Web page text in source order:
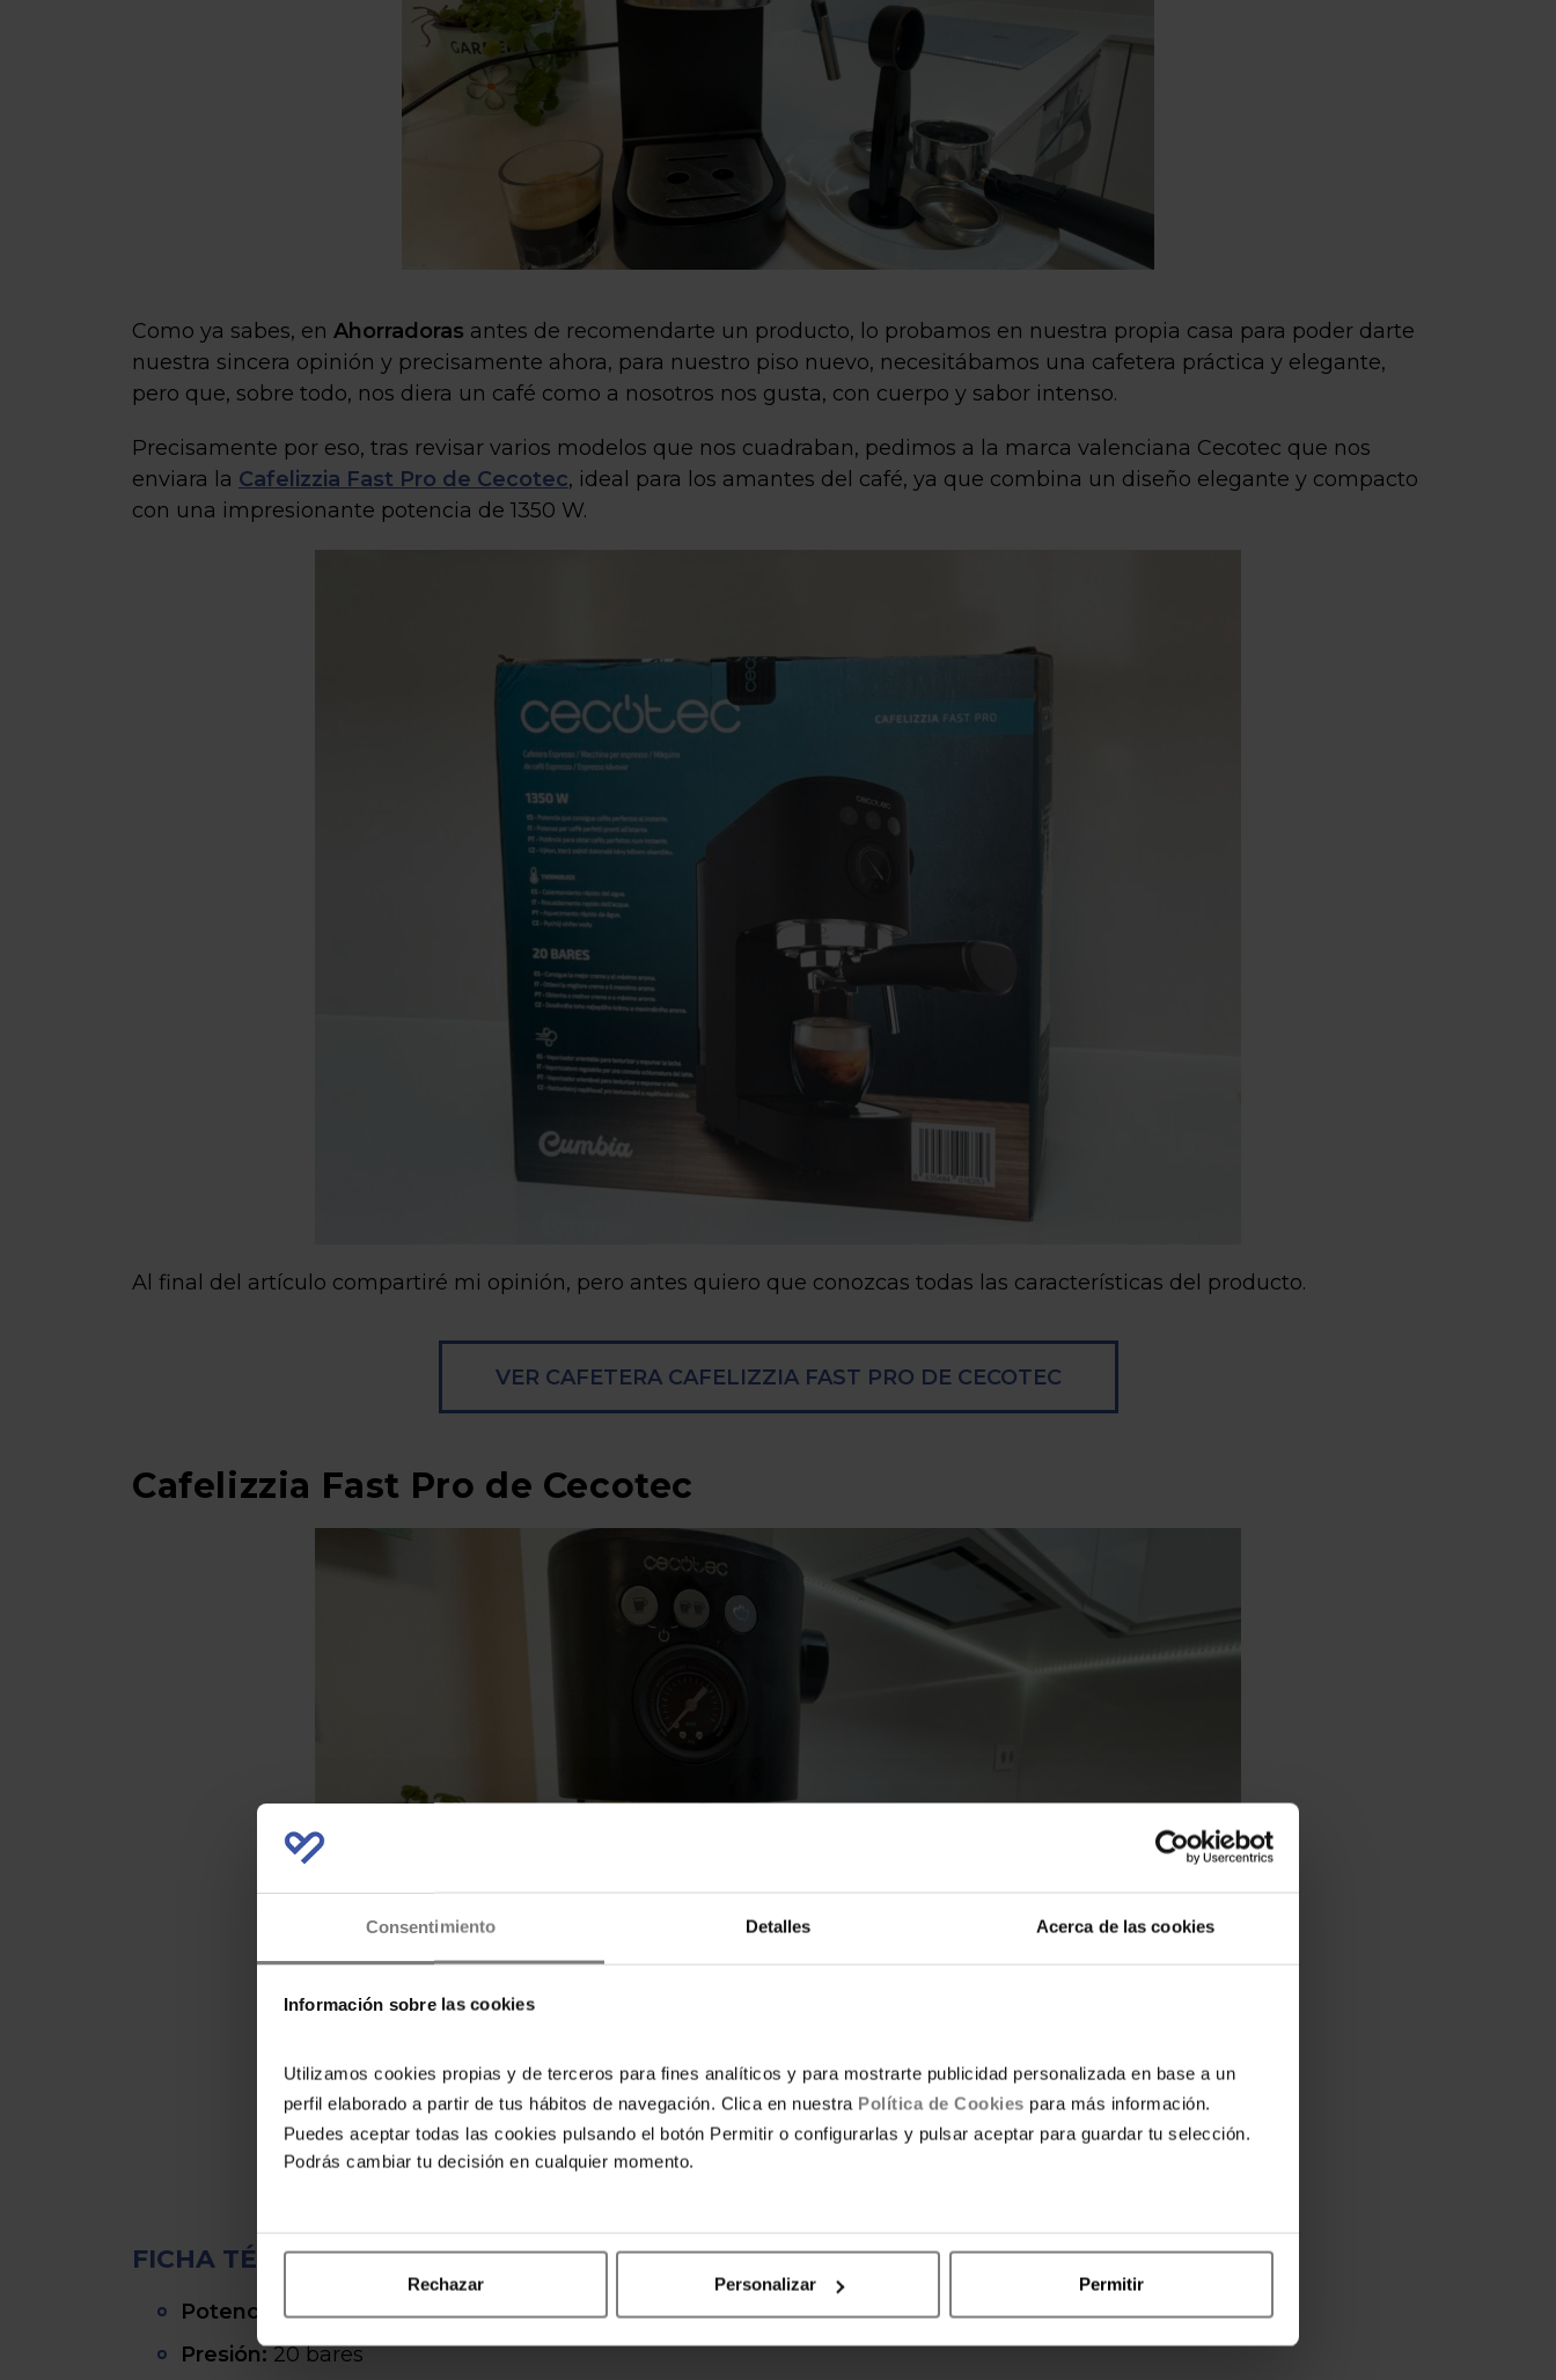
Consentimiento Detalles Acerca de las cookies
Información sobre las cookies
Utilizamos cookies propias y de terceros para fines analíticos y para mostrarte publicidad personalizada en base a un
perfil elaborado a partir de tus hábitos de navegación. Clica en nuestra Política de Cookies para más información.
Puedes aceptar todas las cookies pulsando el botón Permitir o configurarlas y pulsar aceptar para guardar tu selección.
Podrás cambiar tu decisión en cualquier momento.
Rechazar Personalizar Permitir
Como ya sabes, en Ahorradoras antes de recomendarte un producto, lo probamos en nuestra propia casa para poder darte
nuestra sincera opinión y precisamente ahora, para nuestro piso nuevo, necesitábamos una cafetera práctica y elegante,
pero que, sobre todo, nos diera un café como a nosotros nos gusta, con cuerpo y sabor intenso.
Precisamente por eso, tras revisar varios modelos que nos cuadraban, pedimos a la marca valenciana Cecotec que nos
enviara la Cafelizzia Fast Pro de Cecotec, ideal para los amantes del café, ya que combina un diseño elegante y compacto
con una impresionante potencia de 1350 W.
Al final del artículo compartiré mi opinión, pero antes quiero que conozcas todas las características del producto.
VER CAFETERA CAFELIZZIA FAST PRO DE CECOTEC
Cafelizzia Fast Pro de Cecotec
FICHA TÉCNICA
Potencia: 1350 W
Presión:20 bares